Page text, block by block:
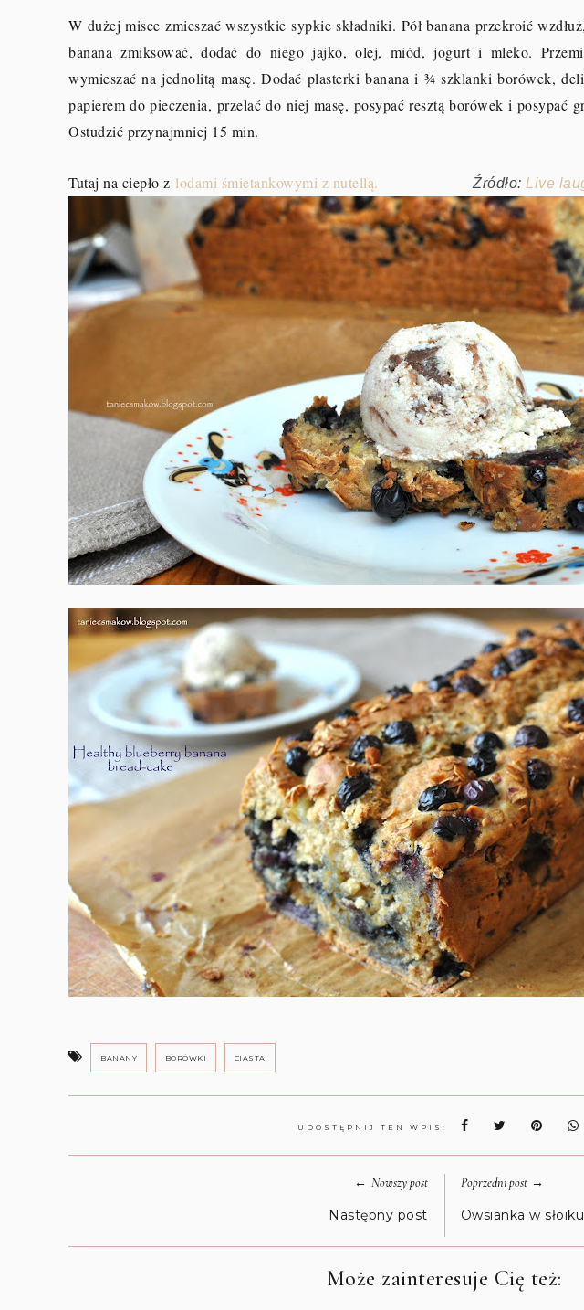
W dużej misce zmieszać wszystkie sypkie składniki. Pół banana przekroić
banana zmiksować, dodać do niego jajko, olej, miód, jogurt i mleko.
wymieszać na jednolitą masę. Dodać plasterki banana i ¾ szklanki borówek,
papierem do pieczenia, przelać do niej masę, posypać resztą borówek i posypać
Ostudzić przynajmniej 15 min.
Tutaj na ciepło z lodami śmietankowymi z nutellą. Źródło: Live
BANANY BORÓWKI CIASTA
UDOSTĘPNIJ TEN WPIS:
← Nowszy post
Następny post
Poprzedni post→
Owsianka w
Może zainteresuje Cię też: